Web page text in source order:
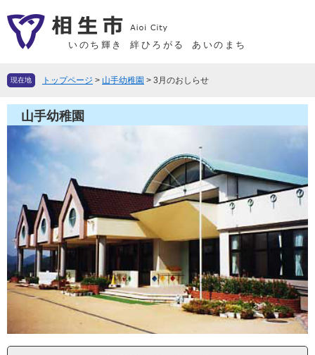
ー
先
す
ニ
を
し
文
へ
いのち輝き 絆ひろがる あいのまち
現在地 トップページ > 山手幼稚園 > 3月のおしらせ
山手幼稚園